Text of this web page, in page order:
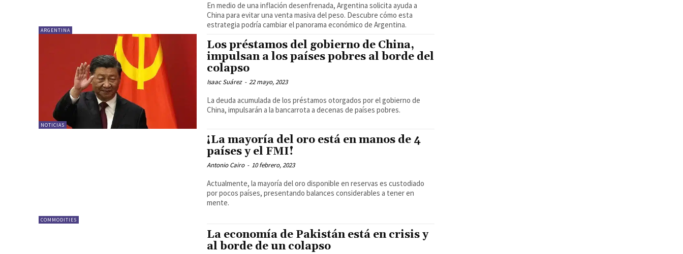
ARGENTINA
En medio de una inflación desenfrenada, Argentina solicita ayuda a
China para evitar una venta masiva del peso. Descubre cómo esta
estrategia podría cambiar el panorama económico de Argentina.
NOTICIAS
Los préstamos del gobierno de China,
impulsan a los países pobres al borde del
colapso
Isaac Suárez - 22 mayo, 2023
La deuda acumulada de los préstamos otorgados por el gobierno de
China, impulsarán a la bancarrota a decenas de países pobres.
COMMODITIES
¡La mayoría del oro está en manos de 4
países y el FMI!
Antonio Cairo - 10 febrero, 2023
Actualmente, la mayoría del oro disponible en reservas es custodiado
por pocos países, presentando balances considerables a tener en
mente.
La economía de Pakistán está en crisis y
al borde de un colapso